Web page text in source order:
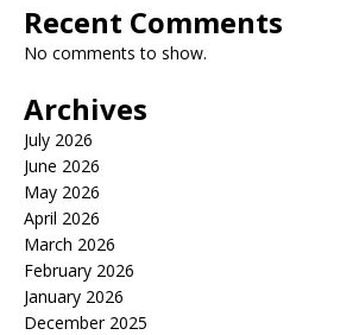
Recent Comments
No comments to show.
Archives
July 2026
June 2026
May 2026
April 2026
March 2026
February 2026
January 2026
December 2025